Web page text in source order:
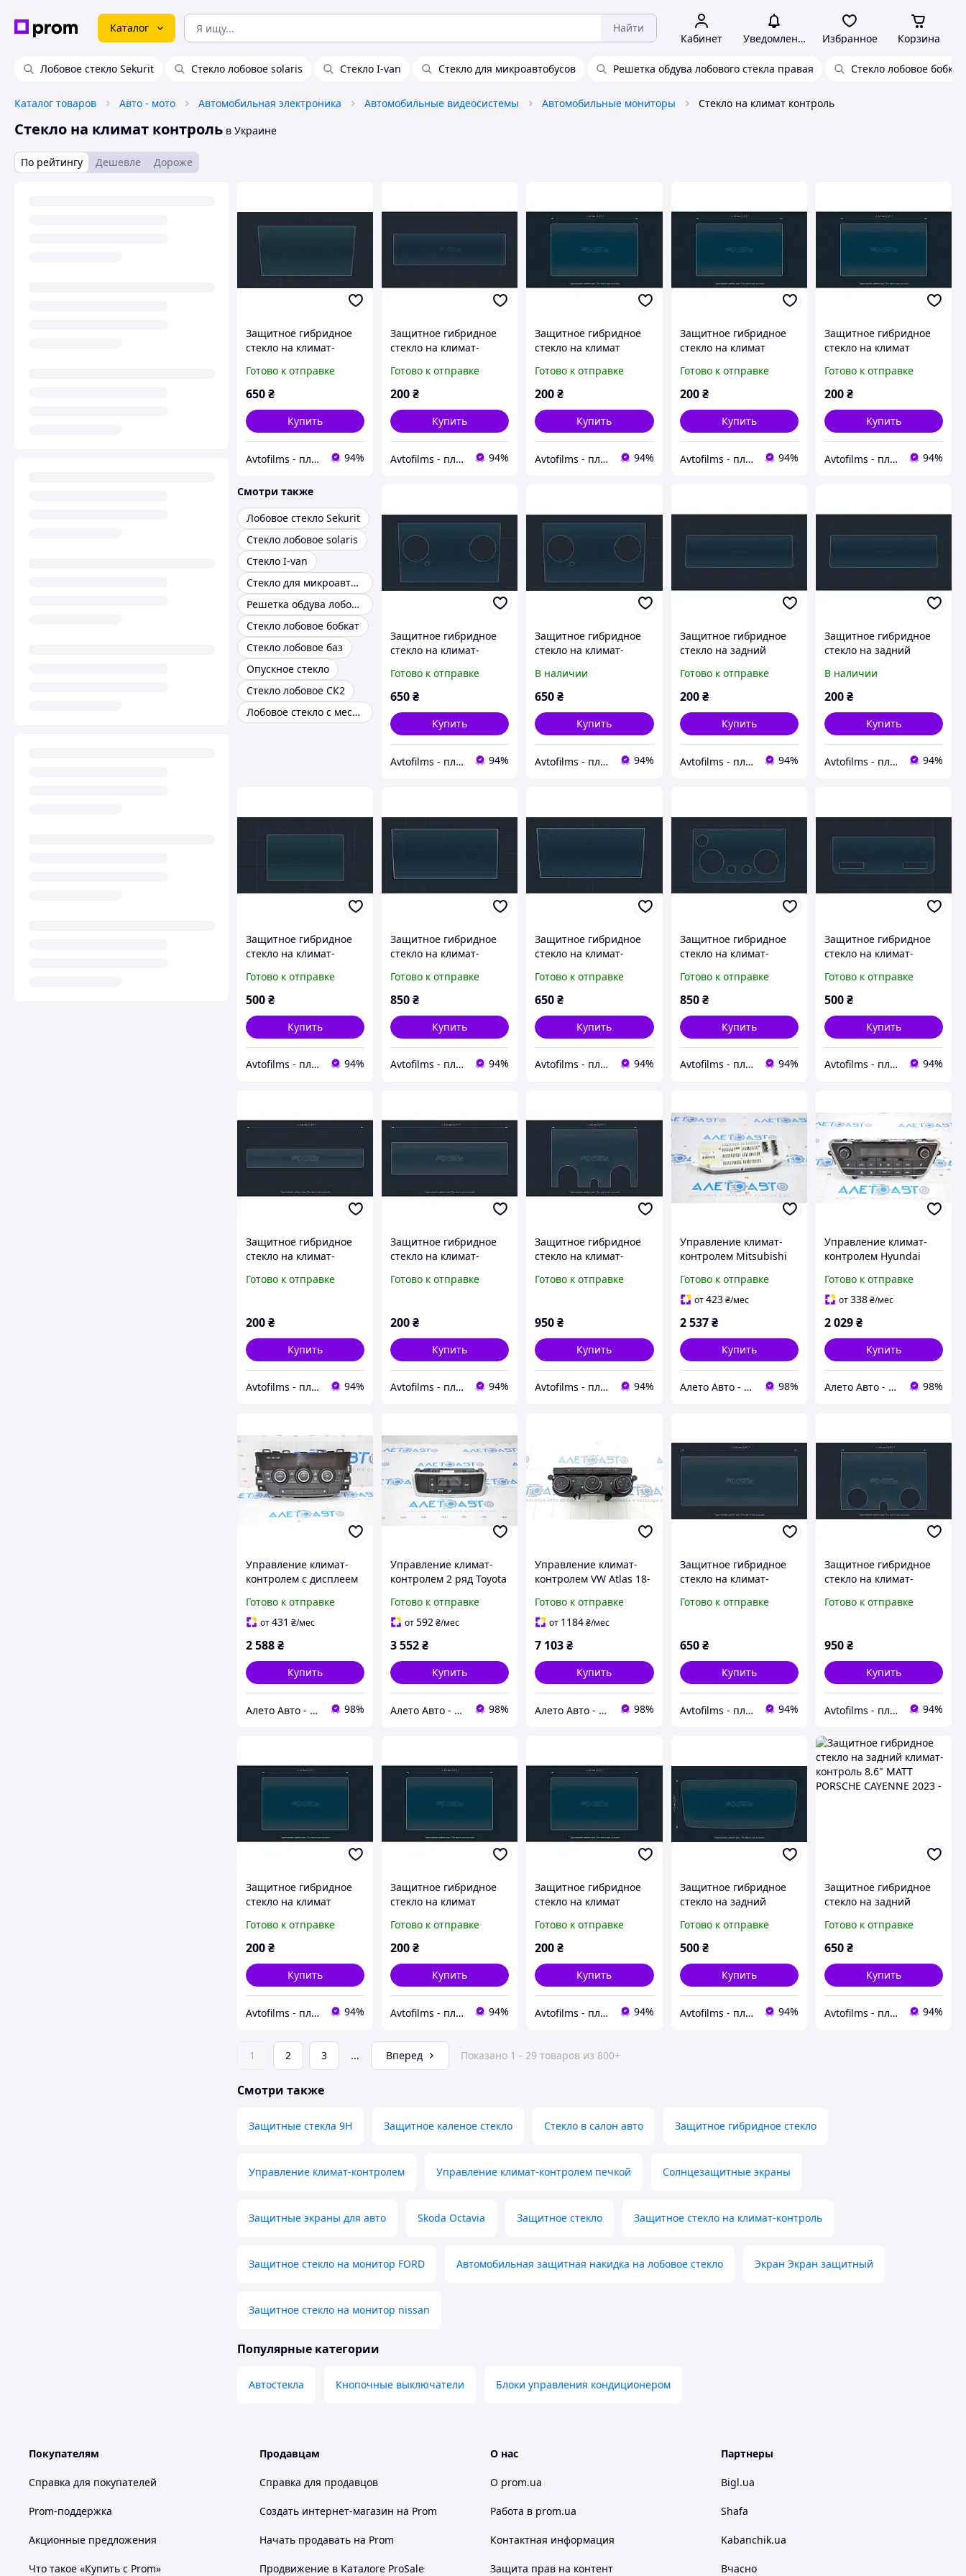
Каталог Найти
Кабинет Уведомления Избранное Корзина
Лобовое стекло Sekurit Стекло лобовое solaris Стекло I-van Стекло для микроавтобусов Решетка обдува лобового стекла правая Стекло лобовое бобкат
Каталог товаров Авто - мото Автомобильная электроника Автомобильные видеосистемы Автомобильные мониторы Стекло на климат контроль
Стекло на климат контроль в Украине
По рейтингу Дешевле Дороже
Защитное гибридное
стекло на климат-
E-TRON 2018 - 2022
Готово к отправке
650₴
Купить
Avtofilms - пленка на авто 94%
Защитное гибридное
стекло на климат-
HYUNDAI TUCSON 2020
- 2023
Готово к отправке
200₴
Купить
Avtofilms - пленка на авто 94%
Защитное гибридное
стекло на климат
4 / M4 2020 - 2023
Готово к отправке
200₴
Купить
Avtofilms - пленка на авто 94%
Защитное гибридное
стекло на климат
BMW 4 / M4 2020 - 2023
Готово к отправке
200 ₴
Купить
Avtofilms - пленка на авто 94%
Защитное гибридное
стекло на климат
Z4 2018 -
Готово к отправке
200₴
Купить
Avtofilms - пленка на авто 94%
Смотри также
Лобовое стекло Sekurit
Стекло лобовое solaris
Стекло I-van
Стекло для микроавтобусов
Решетка обдува лобового стекла правая
Стекло лобовое бобкат
Стекло лобовое баз
Опускное стекло
Стекло лобовое СК2
Лобовое стекло с местом под датчик
Защитное гибридное
стекло на климат-
CHERY TIGGO 8 2018
Готово к отправке
650₴
Купить
Avtofilms - пленка на авто 94%
Защитное гибридное
стекло на климат-
CHERY TIGGO 8 2018
В наличии
650₴
Купить
Avtofilms - пленка на авто 94%
Защитное гибридное
стекло на задний
9H AUDI E-TRON 2018 -
2022
Готово к отправке
200 ₴
Купить
Avtofilms - пленка на авто 94%
Защитное гибридное
стекло на задний
MATT AUDI E-TRON
2018 - 2022
В наличии
200₴
Купить
Avtofilms - пленка на авто 94%
Защитное гибридное
стекло на климат-
TLX 2014 - 2016
Готово к отправке
500₴
Купить
Avtofilms - пленка на авто 94%
Защитное гибридное
стекло на климат-
AUDI A7 2019
Готово к отправке
850₴
Купить
Avtofilms - пленка на авто 94%
Защитное гибридное
стекло на климат-
A8 / S8 2018 - 2023
Готово к отправке
650₴
Купить
Avtofilms - пленка на авто 94%
Защитное гибридное
стекло на климат-
LAND ROVER RANGE
ROVER EVOQUE 2019 -
Готово к отправке
850 ₴
Купить
Avtofilms - пленка на авто 94%
Защитное гибридное
стекло на климат-
PORSCHE CAYENNE
2017 - 2022
Готово к отправке
500₴
Купить
Avtofilms - пленка на авто 94%
Защитное гибридное
стекло на климат-
HYUNDAI PALISADE
Готово к отправке
200₴
Купить
Avtofilms - пленка на авто 94%
Защитное гибридное
стекло на климат-
HYUNDAI STARIA 2021 -
Готово к отправке
200₴
Купить
Avtofilms - пленка на авто 94%
Защитное гибридное
стекло на климат-
ROVER RANGE ROVER
Готово к отправке
950₴
Купить
Avtofilms - пленка на авто 94%
Управление климат-
контролем Mitsubishi
царапина на стекле
7820A461XA
Готово к отправке
от423 ₴/мес
2 537 ₴
Купить
Алето Авто - запчасти на авто из США 98%
Управление климат-
контролем Hyundai
zone с подогревом,
облез хром, царапины
Готово к отправке
от338₴/мес
2 029₴
Купить
Алето Авто - запчасти на авто из США 98%
Управление климат-
контролем c дисплеем
auto с подогревом,
царапины на стекле
Готово к отправке
от431 ₴/мес
2 588₴
Купить
Алето Авто - запчасти на авто из США 98%
Управление климат-
контролем 2 ряд Toyota
царапано и затерто
стекло, царапины на
Готово к отправке
от592₴/мес
3 552₴
Купить
Алето Авто - запчасти на авто из США 98%
Управление климат-
контролем VW Atlas 18-
подогревом, без
вентиляции, царапины
3CN907426EWZU
Готово к отправке
от 1184₴/мес
7 103₴
Купить
Алето Авто - запчасти на авто из США 98%
Защитное гибридное
стекло на климат-
ROVER RANGE ROVER
Готово к отправке
650 ₴
Купить
Avtofilms - пленка на авто 94%
Защитное гибридное
стекло на климат-
LAND ROVER RANGE
Готово к отправке
950₴
Купить
Avtofilms - пленка на авто 94%
Защитное гибридное
стекло на климат
BMW 2 / M2 2021 - 2022
Готово к отправке
200₴
Купить
Avtofilms - пленка на авто 94%
Защитное гибридное
стекло на климат
BMW 3 / M3 2019 - 2022
( G20 )
Готово к отправке
200₴
Купить
Avtofilms - пленка на авто 94%
Защитное гибридное
стекло на климат
BMW X4 2022 - (G02)
Готово к отправке
200₴
Купить
Avtofilms - пленка на авто 94%
Защитное гибридное
стекло на задний
MATT ZEEKR 001 2024 -
Готово к отправке
500 ₴
Купить
Avtofilms - пленка на авто 94%
Защитное гибридное
стекло на задний
MATT PORSCHE
CAYENNE 2023 -
Готово к отправке
650₴
Купить
Avtofilms - пленка на авто 94%
1 2 3 ... Вперед Показано 1 - 29 товаров из 800+
Смотри также
Защитные стекла 9H Защитное каленое стекло Стекло в салон авто Защитное гибридное стекло
Управление климат-контролем Управление климат-контролем печкой Солнцезащитные экраны
Защитные экраны для авто Skoda Octavia Защитное стекло Защитное стекло на климат-контроль
Защитное стекло на монитор FORD Автомобильная защитная накидка на лобовое стекло Экран Экран защитный
Защитное стекло на монитор nissan
Популярные категории
Автостекла Кнопочные выключатели Блоки управления кондиционером
Покупателям
Справка для покупателей
Prom-поддержка
Акционные предложения
Что такое «Купить с Prom»
Продавцам
Справка для продавцов
Создать интернет-магазин на Prom
Начать продавать на Prom
Продвижение в Каталоге ProSale
О нас
О prom.ua
Работа в prom.ua
Контактная информация
Защита прав на контент
Партнеры
Bigl.ua
Shafa
Kabanchik.ua
Вчасно